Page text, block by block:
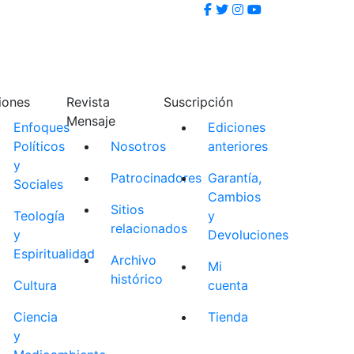
Enfoques
Políticos
y
Sociales
Teología
y
Espiritualidad
Cultura
Ciencia
y
Revista
Mensaje
Nosotros
Patrocinadores
Sitios
relacionados
Archivo
histórico
Suscripción
Ediciones
anteriores
Garantía,
Cambios
y
Devoluciones
Mi
cuenta
Tienda